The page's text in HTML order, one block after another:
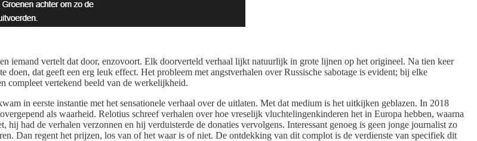
iemand vertelt dat door, enzovoort. Elk doorverteld verhaal lijkt natuurlijk in grote lijnen op het origineel. Na tien keer
dat geeft een erg leuk effect. Het probleem met angstverhalen over Russische sabotage is evident; bij elke
compleet vertekend beeld van de werkelijkheid.
in eerste instantie met het sensationele verhaal over de uitlaten. Met dat medium is het uitkijken geblazen. In 2018
als waarheid. Relotius schreef verhalen over hoe vreselijk vluchtelingenkinderen het in Europa hebben, waarna
had de verhalen verzonnen en hij verduisterde de donaties vervolgens. Interessant genoeg is geen jonge journalist zo
Dan regent het prijzen, los van of het waar is of niet. De ontdekking van dit complot is de verdienste van specifiek dit